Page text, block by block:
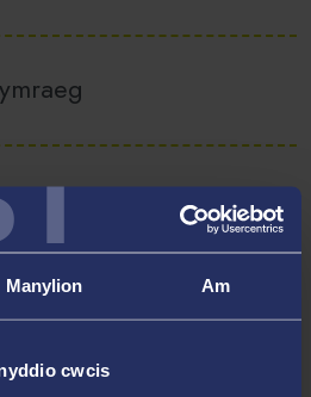
Manylion Am
cwcis
yn Gymraeg